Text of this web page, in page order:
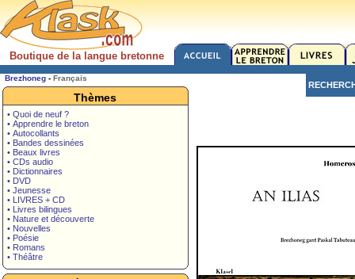
Boutique de la langue bretonne
Brezhoneg - Français
Thèmes
• Quoi de neuf ?
• Apprendre le breton
• Autocollants
• Bandes dessinées
• Beaux livres
• CDs audio
• Dictionnaires
• DVD
• Jeunesse
• LIVRES + CD
• Livres bilingues
• Nature et découverte
• Nouvelles
• Poésie
• Romans
• Théâtre